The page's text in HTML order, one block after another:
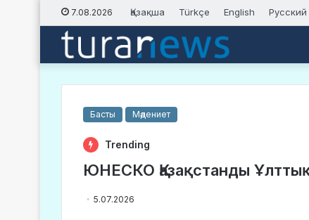
7.08.2026 Қазақша Türkçe English Русский
Басты Мәдениет
Trending
ЮНЕСКО Қазақстанды
5.07.2026